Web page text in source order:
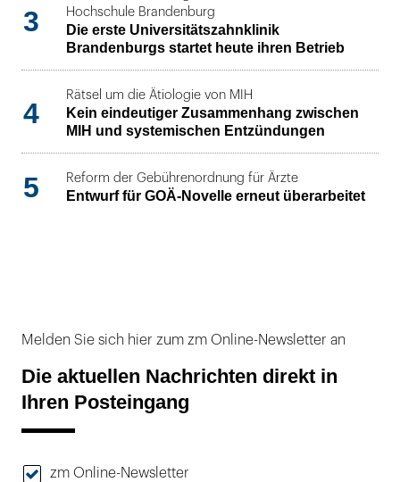
3
Hochschule Brandenburg
Die erste Universitätszahnklinik
Brandenburgs startet heute ihren Betrieb
4
Rätsel um die Ätiologie von MIH
Kein eindeutiger Zusammenhang zwischen
MIH und systemischen Entzündungen
5 Reform der Gebührenordnung für Ärzte
Entwurf für GOÄ-Novelle erneut überarbeitet
Melden Sie sich hier zum zm Online-Newsletter an
Die aktuellen Nachrichten direkt in
Ihren Posteingang
zm Online-Newsletter